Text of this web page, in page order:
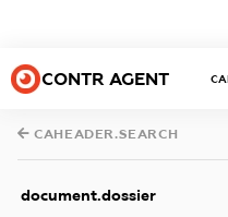
CONTR AGENT
CAHEADER.SEARCH
document.dossier